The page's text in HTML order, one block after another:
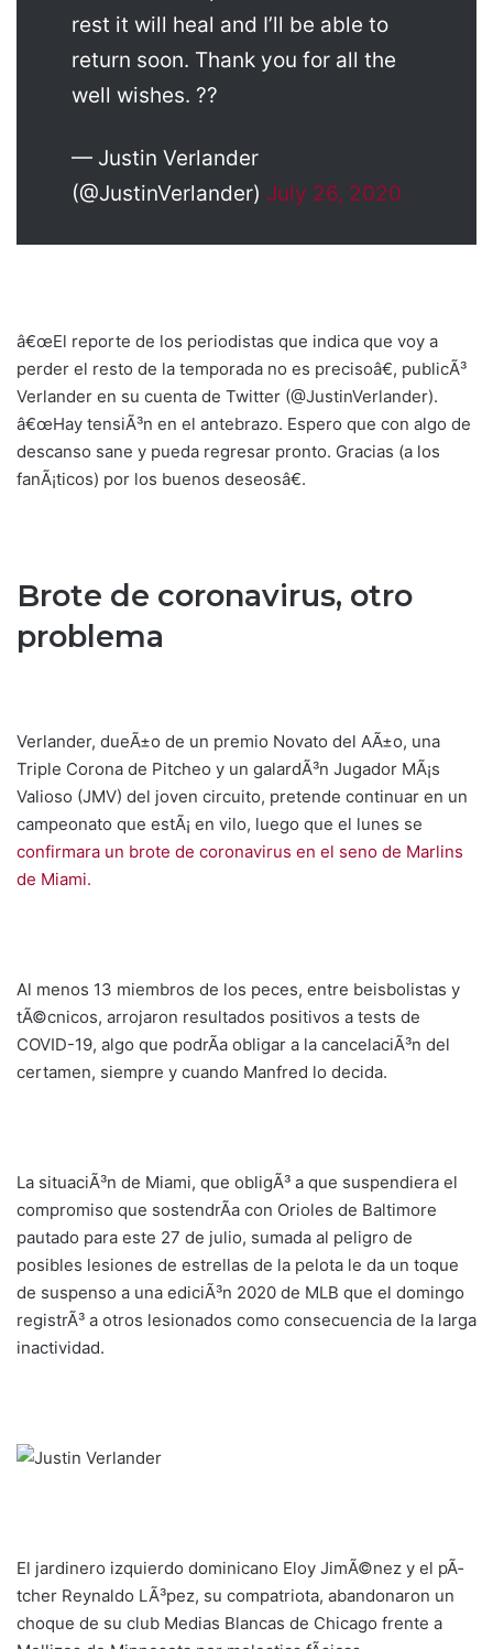
rest it will heal and I’ll be able to
return soon. Thank you for all the
well wishes. ??
— Justin Verlander
(@JustinVerlander) July 26, 2020
â€œEl reporte de los periodistas que indica que voy a
perder el resto de la temporada no es precisoâ€, publicÃ³
Verlander en su cuenta de Twitter (@JustinVerlander).
â€œHay tensiÃ³n en el antebrazo. Espero que con algo de
descanso sane y pueda regresar pronto. Gracias (a los
fanÃ¡ticos) por los buenos deseosâ€.
Brote de coronavirus, otro
problema
Verlander, dueÃ±o de un premio Novato del AÃ±o, una
Triple Corona de Pitcheo y un galardÃ³n Jugador MÃ¡s
Valioso (JMV) del joven circuito, pretende continuar en un
campeonato que estÃ¡ en vilo, luego que el lunes se
confirmara un brote de coronavirus en el seno de Marlins
de Miami.
Al menos 13 miembros de los peces, entre beisbolistas y
tÃ©cnicos, arrojaron resultados positivos a tests de
COVID-19, algo que podrÃ­a obligar a la cancelaciÃ³n del
certamen, siempre y cuando Manfred lo decida.
La situaciÃ³n de Miami, que obligÃ³ a que suspendiera el
compromiso que sostendrÃ­a con Orioles de Baltimore
pautado para este 27 de julio, sumada al peligro de
posibles lesiones de estrellas de la pelota le da un toque
de suspenso a una ediciÃ³n 2020 de MLB que el domingo
registrÃ³ a otros lesionados como consecuencia de la larga
inactividad.
El jardinero izquierdo dominicano Eloy JimÃ©nez y el pÃ­
tcher Reynaldo LÃ³pez, su compatriota, abandonaron un
choque de su club Medias Blancas de Chicago frente a